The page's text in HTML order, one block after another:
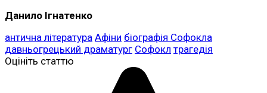
Данило Ігнатенко
антична література Афіни біографія Софокла
давньогрецький драматург Софокл трагедія
Оцініть статтю